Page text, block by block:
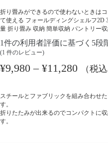
折り畳みができるので使わないときは
て使える フォールディングシェルフ2D
量 折り畳み 収納 簡単収納 パントリー
1件の利用者評価に基づく5段
(1 件のレビュー)
¥9,980 – ¥11,280 （税
スチールとファブリックを組み合わせ
す。
折りたたみが出来るのでコンパクトに
す。